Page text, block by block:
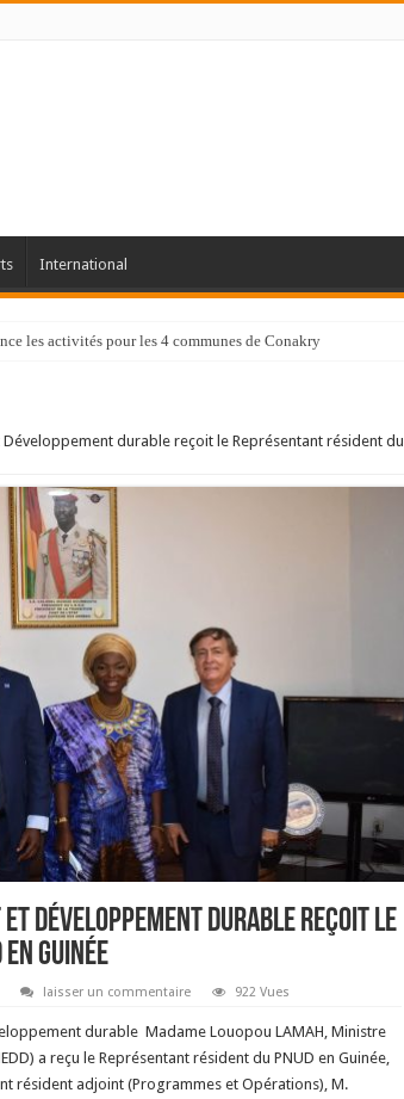
International
les activités pour les 4 communes de Conakry
Développement durable reçoit le Représentant résident du
et Développement durable reçoit le
Guinée
laisser un commentaire 922 Vues
durable Madame Louopou LAMAH, Ministre
a reçu le Représentant résident du PNUD en Guinée,
résident adjoint (Programmes et Opérations), M.